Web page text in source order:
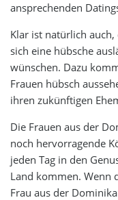
ansprechenden
Klar ist natürlich
sich eine hübsche
wünschen. Dazu
Frauen hübsch
ihren zukünftigen
Die Frauen aus der
noch hervorragende
jeden Tag in den
Land kommen. Wenn
Frau aus der